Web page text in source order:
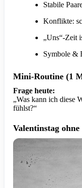
Stabile
Konflikte:
„Uns“-Zeit
Symbole &
Mini-Routine (1
Frage heute:
„Was kann ich diese
fühlst?“
Valentinstag